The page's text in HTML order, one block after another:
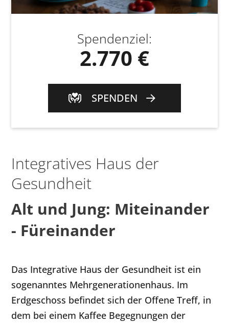
Integratives Haus der
Gesundheit
Alt und Jung: Miteinander
- Füreinander
Das Integrative Haus der Gesundheit ist ein
sogenanntes Mehrgenerationenhaus. Im
Erdgeschoss befindet sich der Offene Treff, in
dem bei einem Kaffee Begegnungen der
Spendenziel:
2.770 €
SPENDEN